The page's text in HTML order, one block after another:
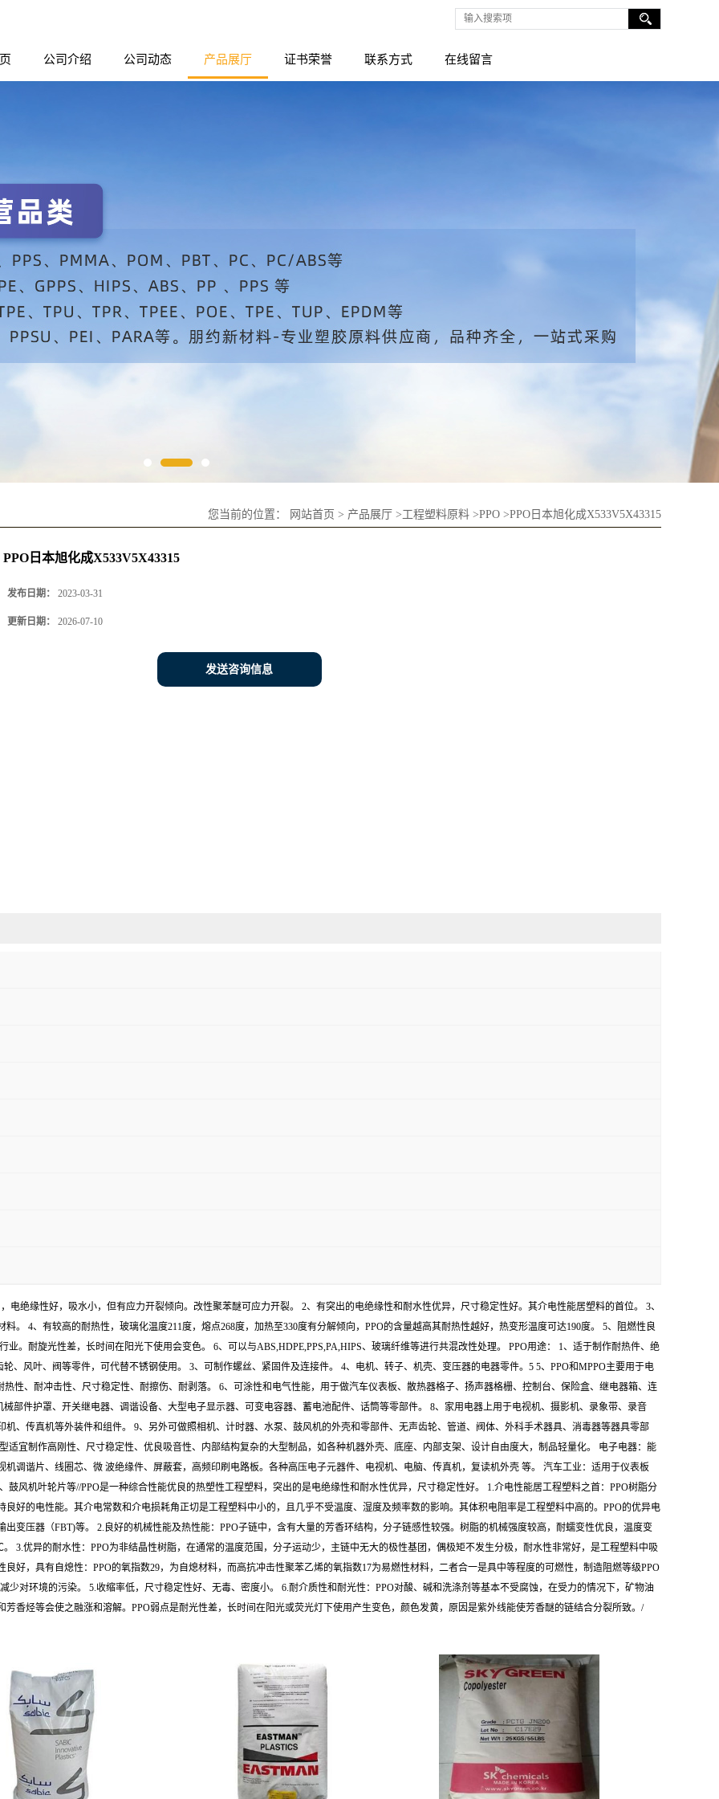
公司介绍 公司动态 产品展厅 证书荣誉 联系方式 在线留言
您当前的位置： 网站首页 > 产品展厅 >工程塑料原料 >PPO >PPO日本旭化成X533V5X43315
PPO日本旭化成X533V5X43315
发布日期： 2023-03-31
更新日期： 2026-07-10
发送咨询信息
电绝缘性好，吸水小，但有应力开裂倾向。改性聚苯醚可应力开裂。 2、有突出的电绝缘性和耐水性优异，尺寸稳定性好。其介电性能居塑料的首位。 3、
。 4、有较高的耐热性，玻璃化温度211度，熔点268度，加热至330度有分解倾向，PPO的含量越高其耐热性越好，热变形温度可达190度。 5、阻燃性良
。耐旋光性差，长时间在阳光下使用会变色。 6、可以与ABS,HDPE,PPS,PA,HIPS、玻璃纤维等进行共混改性处理。 PPO用途： 1、适于制作耐热件、绝
、风叶、阀等零件，可代替不锈钢使用。 3、可制作螺丝、紧固件及连接件。 4、电机、转子、机壳、变压器的电器零件。5 5、PPO和MPPO主要用于电
性、耐冲击性、尺寸稳定性、耐擦伤、耐剥落。 6、可涂性和电气性能，用于做汽车仪表板、散热器格子、扬声器格栅、控制台、保险盒、继电器箱、连
部件护罩、开关继电器、调谐设备、大型电子显示器、可变电容器、蓄电池配件、话筒等零部件。 8、家用电器上用于电视机、摄影机、录象带、录音
、传真机等外装件和组件。 9、另外可做照相机、计时器、水泵、鼓风机的外壳和零部件、无声齿轮、管道、阀体、外科手术器具、消毒器等器具零部
适宜制作高刚性、尺寸稳定性、优良吸音性、内部结构复杂的大型制品，如各种机器外壳、底座、内部支架、设计自由度大，制品轻量化。 电子电器：能
调谐片、线圈芯、微 波绝缘件、屏蔽套，高频印刷电路板。各种高压电子元器件、电视机、电脑、传真机，复读机外壳 等。 汽车工业：适用于仪表板
风机叶轮片等//PPO是一种综合性能优良的热塑性工程塑料，突出的是电绝缘性和耐水性优异，尺寸稳定性好。 1.介电性能居工程塑料之首：PPO树脂分
好的电性能。其介电常数和介电损耗角正切是工程塑料中小的，且几乎不受温度、湿度及频率数的影响。其体积电阻率是工程塑料中高的。PPO的优异电
变压器（FBT)等。 2.良好的机械性能及热性能：PPO子链中，含有大量的芳香环结构，分子链感性较强。树脂的机械强度较高，耐蠕变性优良，温度变
3.优异的耐水性：PPO为非结晶性树脂，在通常的温度范围，分子运动少，主链中无大的极性基团，偶极矩不发生分极，耐水性非常好，是工程塑料中吸
好，具有自熄性：PPO的氧指数29，为自熄材料，而高抗冲击性聚苯乙烯的氧指数17为易燃性材料，二者合一是具中等程度的可燃性，制造阻燃等级PPO
对环境的污染。 5.收缩率低，尺寸稳定性好、无毒、密度小。 6.耐介质性和耐光性：PPO对酸、碱和洗涤剂等基本不受腐蚀，在受力的情况下，矿物油
香烃等会使之融涨和溶解。PPO弱点是耐光性差，长时间在阳光或荧光灯下使用产生变色，颜色发黄，原因是紫外线能使芳香醚的链结合分裂所致。/